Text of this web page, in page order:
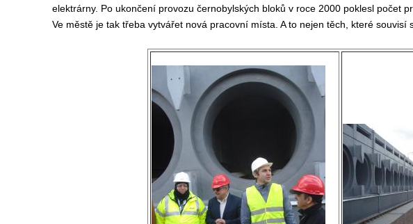
elektrárny. Po ukončení provozu černobylských bloků v roce 2000 poklesl počet
Ve městě je tak třeba vytvářet nová pracovní místa. A to nejen těch, které souvisí